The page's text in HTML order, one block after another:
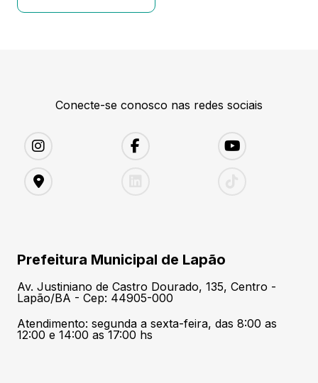
Conecte-se conosco nas redes sociais
Prefeitura Municipal de Lapão
Av. Justiniano de Castro Dourado, 135, Centro -
Lapão/BA - Cep: 44905-000
Atendimento: segunda a sexta-feira, das 8:00 as
12:00 e 14:00 as 17:00 hs